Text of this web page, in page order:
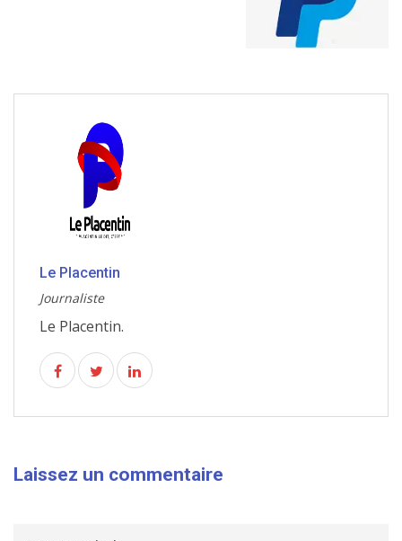
Le Placentin
Journaliste
Le Placentin.
Laissez un commentaire